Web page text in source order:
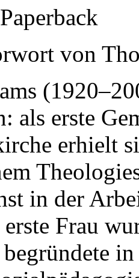
von
als erste
erhielt
in der
Frau